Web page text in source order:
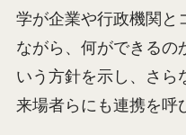
学が企業や行政機関と
ながら、何ができるの
いう方針を示し、さら
来場者らにも連携を呼